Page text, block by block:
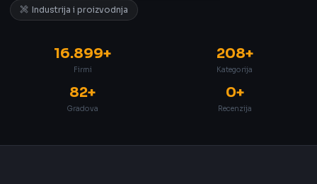
Industrija i proizvodnja
16.899+
Firmi
208+
Kategorija
82+
Gradova
0+
Recenzija